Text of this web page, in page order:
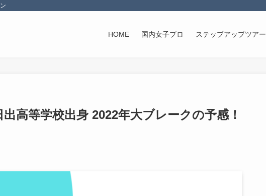
HOME 国内女子プロ ステップアップツアー
高等学校出身 2022年大ブレークの予感！